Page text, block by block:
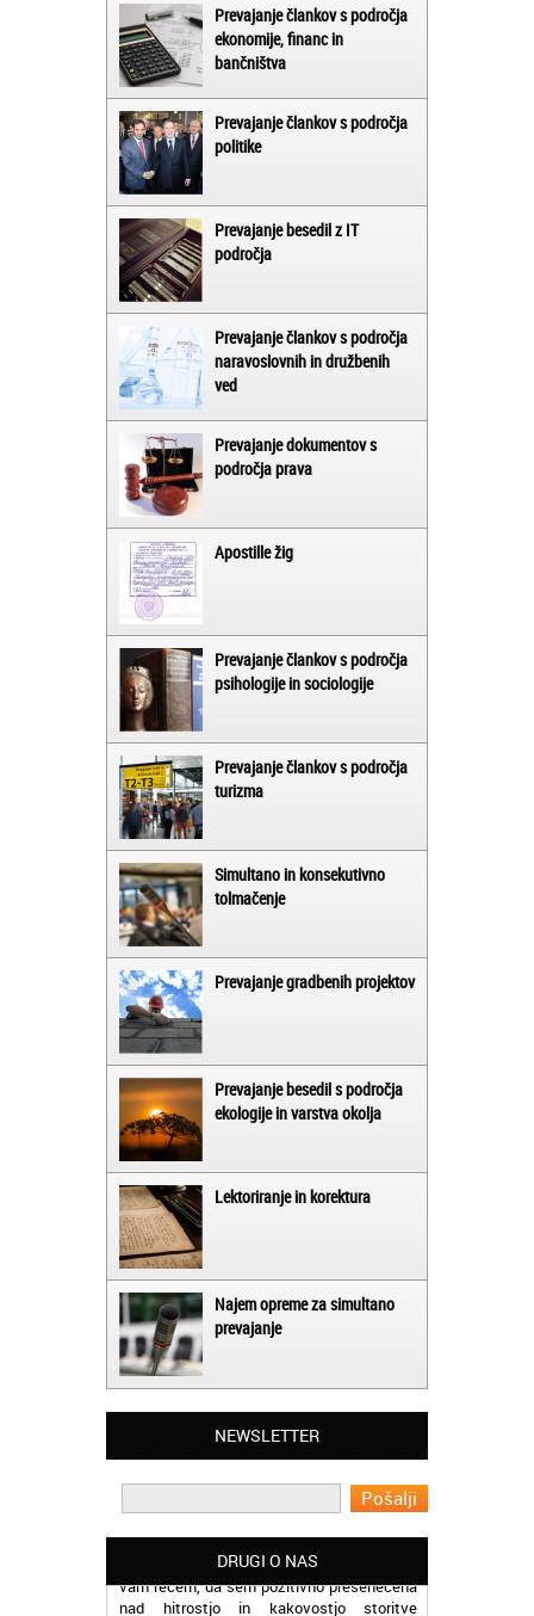
Prevajanje člankov s področja
ekonomije, financ in
bančništva
Prevajanje člankov s področja
politike
Prevajanje besedil z IT
področja
Prevajanje člankov s področja
naravoslovnih in družbenih
ved
Prevajanje dokumentov s
področja prava
Apostille žig
Prevajanje člankov s področja
psihologije in sociologije
Prevajanje člankov s področja
turizma
Simultano in konsekutivno
tolmačenje
Prevajanje gradbenih projektov
Prevajanje besedil s področja
ekologije in varstva okolja
Lektoriranje in korektura
Najem opreme za simultano
prevajanje
NEWSLETTER
DRUGI O NAS
Matjaž iz Ajdovščine:
Lahko pohvalim vse zaposlene v Akademiji
Oxford, ker so resnično profesionalni in
prevajalske storitve opravljajo hitro in
Potrebovala sem prevajanje iz
vam rečem, da sem pozitivno presenečena
nad hitrostjo in kakovostjo storitve
prevajalcev Akademije Oxford.